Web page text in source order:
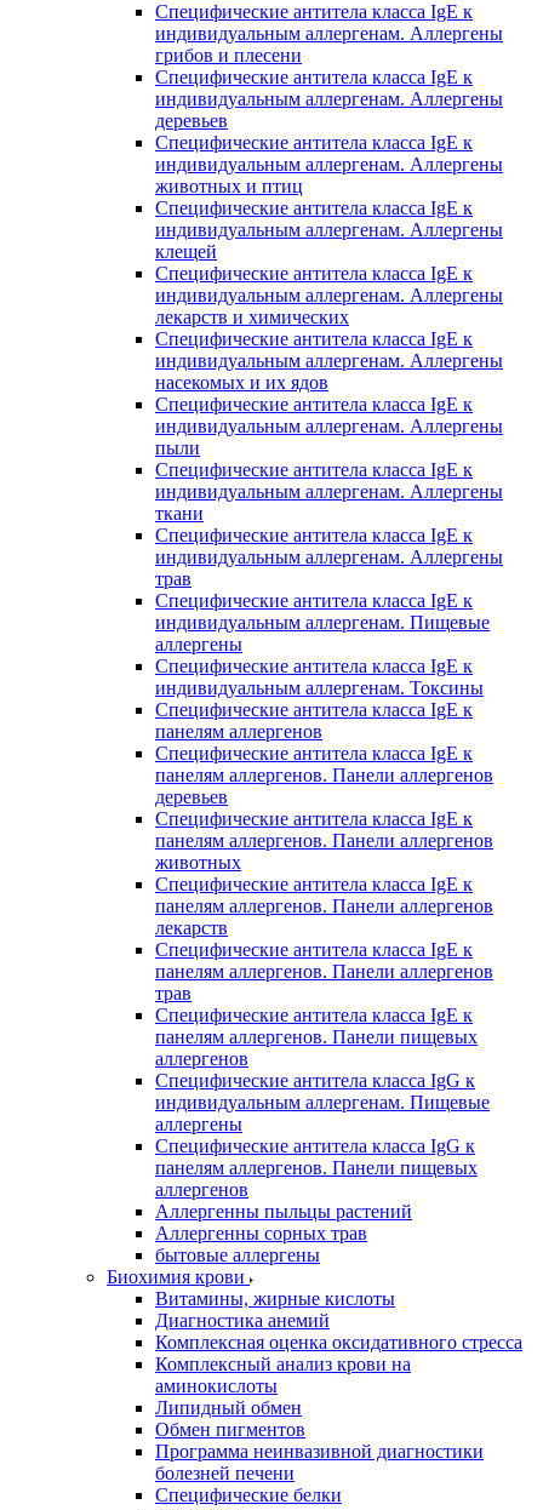
Специфические антитела класса IgE к
индивидуальным аллергенам. Аллергены
грибов и плесени
Специфические антитела класса IgE к
индивидуальным аллергенам. Аллергены
деревьев
Специфические антитела класса IgE к
индивидуальным аллергенам. Аллергены
животных и птиц
Специфические антитела класса IgE к
индивидуальным аллергенам. Аллергены
клещей
Специфические антитела класса IgE к
индивидуальным аллергенам. Аллергены
лекарств и химических
Специфические антитела класса IgE к
индивидуальным аллергенам. Аллергены
насекомых и их ядов
Специфические антитела класса IgE к
индивидуальным аллергенам. Аллергены
пыли
Специфические антитела класса IgE к
индивидуальным аллергенам. Аллергены
ткани
Специфические антитела класса IgE к
индивидуальным аллергенам. Аллергены
трав
Специфические антитела класса IgE к
индивидуальным аллергенам. Пищевые
аллергены
Специфические антитела класса IgE к
индивидуальным аллергенам. Токсины
Специфические антитела класса IgE к
панелям аллергенов
Специфические антитела класса IgE к
панелям аллергенов. Панели аллергенов
деревьев
Специфические антитела класса IgE к
панелям аллергенов. Панели аллергенов
животных
Специфические антитела класса IgE к
панелям аллергенов. Панели аллергенов
лекарств
Специфические антитела класса IgE к
панелям аллергенов. Панели аллергенов
трав
Специфические антитела класса IgE к
панелям аллергенов. Панели пищевых
аллергенов
Специфические антитела класса IgG к
индивидуальным аллергенам. Пищевые
аллергены
Специфические антитела класса IgG к
панелям аллергенов. Панели пищевых
аллергенов
Аллергенны пыльцы растений
Аллергенны сорных трав
бытовые аллергены
Биохимия крови
Витамины, жирные кислоты
Диагностика анемий
Комплексная оценка оксидативного стресса
Комплексный анализ крови на
аминокислоты
Липидный обмен
Обмен пигментов
Программа неинвазивной диагностики
болезней печени
Специфические белки